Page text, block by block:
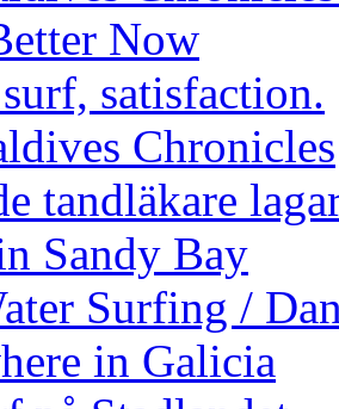
Now
satisfaction.
Chronicles
tandläkare
Sandy Bay
Surfing /
in Galicia